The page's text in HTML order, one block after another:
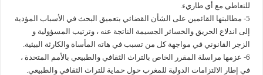
للتعاطي مع أي طاريء.
5- مطالبتها القائمين على الشأن القضائي بتعميق البحث في الأسباب المؤدية
إلى اندلاع الحريق والخسائر الجسيمة الناتجة عنه ، وترتيب المسؤولية و
الزجر القانوني في مواجهة كل من تسبب في هاته المأساة والكارثة البيئية.
6- عزمها مراسلة المقرر الخاص بالتراث الثقافي والطبيعي بالأمم المتحدة ،
في إطار الالتزامات الدولية للمغرب حول حماية للتراث الثقافي والطبيعي.